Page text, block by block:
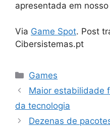
apresentada em
Via Game Spot. Post
Cibersistemas.pt
Categorias
Games
Maior estabilidade
da tecnologia
Dezenas de